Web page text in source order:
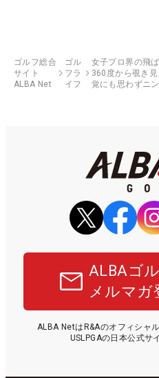
ゴルフ総合
サイト
ALBA Net
ゴル
フラ
イフ
女子プロ界の飛
360度から覗き
覚にも思わずニ
ALBAゴ
メルマガ
ALBA NetはR&Aのオフィシャ
USLPGAの日本公式サ